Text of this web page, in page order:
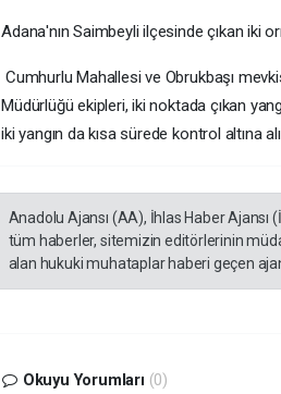
Adana'nın Saimbeyli ilçesinde çıkan iki
Cumhurlu Mahallesi ve Obrukbaşı
Müdürlüğü ekipleri, iki noktada çıkan
iki yangın da kısa sürede kontrol altına
Anadolu Ajansı (AA), İhlas Haber Ajansı
tüm haberler, sitemizin editörlerinin
alan hukuki muhataplar haberi geçen
Okuyu Yorumları (0)